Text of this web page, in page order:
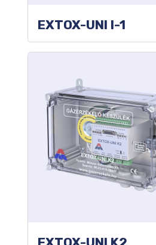
EXTOX-UNI I-1